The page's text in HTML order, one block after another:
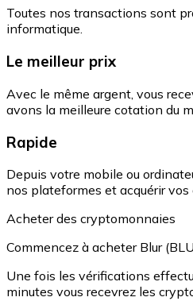
Toutes nos transactions sont
informatique.
Le meilleur prix
Avec le même argent, vous
avons la meilleure cotation du
Rapide
Depuis votre mobile ou
nos plateformes et acquérir vos
Acheter des cryptomonnaies
Commencez à acheter Blur
Une fois les vérifications
minutes vous recevrez les